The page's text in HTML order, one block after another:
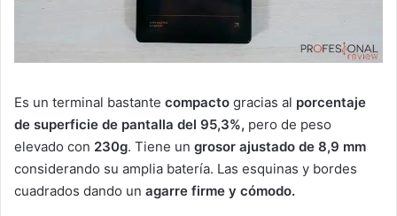
Es un terminal bastante compacto gracias al porcentaje
de superficie de pantalla del 95,3%, pero de peso
elevado con 230g. Tiene un grosor ajustado de 8,9 mm
considerando su amplia batería. Las esquinas y bordes
cuadrados dando un agarre firme y cómodo.